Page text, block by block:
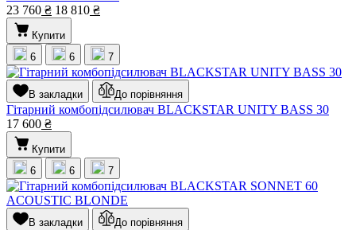
23 760 ₴ 18 810 ₴
Купити
6
6 7
В закладки До порівняння
Гітарний комбопідсилювач BLACKSTAR UNITY BASS 30
17 600 ₴
Купити
6
6 7
В закладки До порівняння